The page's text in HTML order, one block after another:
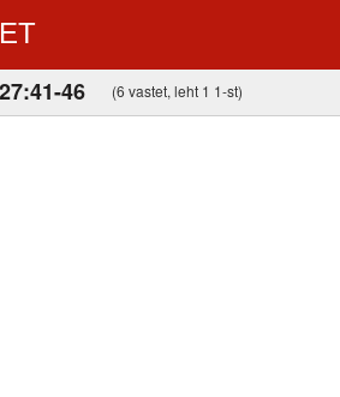
46 (6 vastet, leht 1 1-st)